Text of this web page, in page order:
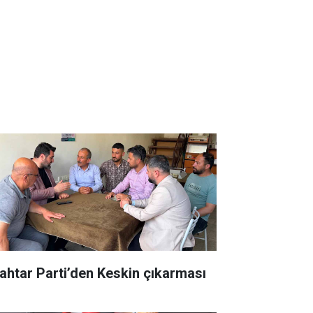
Parti’den Keskin çıkarması